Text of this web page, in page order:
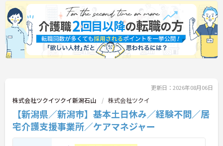
業所加算手当など日々の頑張りがしっかりと給与に
還元されます
・勤続3年以上で対象となる退職金制度や宿泊費補
助などが受けられる独自の福利厚生制度ツクイPLUS
を完備しています
・社内規定の範囲内で髪色や髪型をはじめネイルや
まつげエクステが自由であり個性を大切にしながら
ンの運用など、お客様と従業員の双方を守るリスク
マネジメントも徹底されています。今後は、ご家族
がオンラインで情報を確認できるシステムや、AIを
活用した相談サービスの導入など、IT技術を積極的
に取り入れ、在宅生活の質の向上と従業員の業務効
率化を両立する次世代型の介護サービスを追求して
★おすすめPOINT★
ンスを大切にできる環境です】
・基本土日休みで年間休日116日が確保されており
日勤のみのお仕事のため生活リズムを整えやすいで
更新日：2026年08月06日
株式会社ツクイツクイ新潟石山 株式会社ツクイ
【新潟県／新潟市】基本土日休み／経験不問／居
宅介護支援事業所／ケアマネジャー